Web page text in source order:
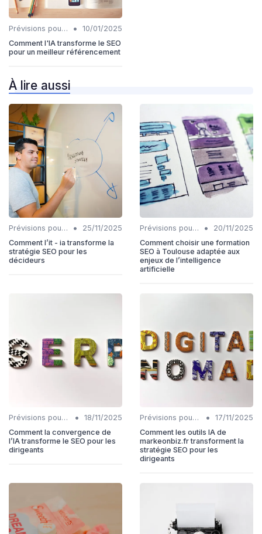
Prévisions pour l'intégration IA et SEO •
10/01/2025
Comment l'IA transforme le SEO
pour un meilleur référencement
À lire aussi
Prévisions pour l'intégration IA et SEO •
25/11/2025
Comment l’it - ia transforme la
stratégie SEO pour les
décideurs
Prévisions pour l'intégration IA et SEO •
20/11/2025
Comment choisir une formation
SEO à Toulouse adaptée aux
enjeux de l’intelligence
artificielle
Prévisions pour l'intégration IA et SEO •
18/11/2025
Comment la convergence de
l’IA transforme le SEO pour les
dirigeants
Prévisions pour l'intégration IA et SEO •
17/11/2025
Comment les outils IA de
markeonbiz.fr transforment la
stratégie SEO pour les
dirigeants